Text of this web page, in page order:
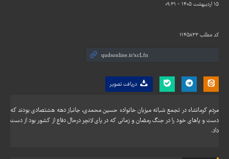
۱۵ اردیبهشت ۱۴۰۵ - ۰۹:۳۱
کد مطلب ۱۱۴۵۸۳۳
دریافت تصویر
مردم کرمانشاه در تجمع شبانه میزبان خانواده حسین محمدی، جانباز دهه هشتصادی بودند که
دست و پاهای خود را در جنگ رمضان و زمانی که در پای لانچر درحال دفاع از کشور بود از دست
داد.